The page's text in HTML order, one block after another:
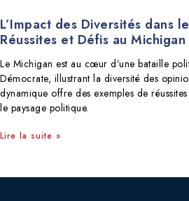
L’Impact des Diversités dans
Réussites et Défis au Michigan
Le Michigan est au cœur d’une bataille
Démocrate, illustrant la diversité des
dynamique offre des exemples de
le paysage politique.
Lire la suite »